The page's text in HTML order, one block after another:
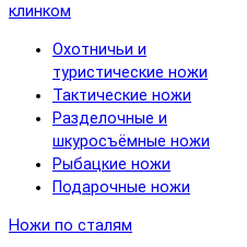
клинком
Охотничьи и
туристические ножи
Тактические ножи
Разделочные и
шкуросъёмные ножи
Рыбацкие ножи
Подарочные ножи
Ножи по сталям